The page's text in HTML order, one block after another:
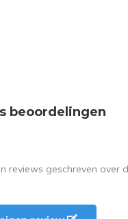
beoordelingen
reviews geschreven over